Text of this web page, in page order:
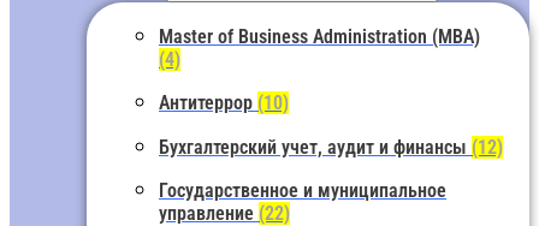
Master of Business Administration (MBA)
(4)
Антитеррор (10)
Бухгалтерский учет, аудит и финансы (12)
Государственное и муниципальное
управление (22)